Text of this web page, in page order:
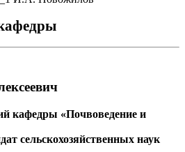
кафедры «Почвоведение и
сельскохозяйственных наук